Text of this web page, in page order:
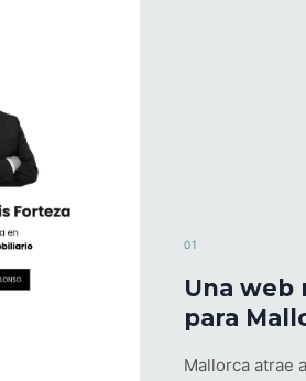
01
Una web
para
Mallorca atrae